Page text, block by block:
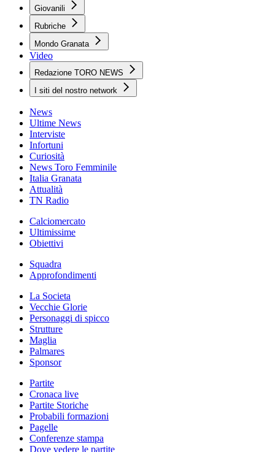
Giovanili
Rubriche
Mondo Granata
Video
Redazione TORO NEWS
I siti del nostro network
News
Ultime News
Interviste
Infortuni
Curiosità
News Toro Femminile
Italia Granata
Attualità
TN Radio
Calciomercato
Ultimissime
Obiettivi
Squadra
Approfondimenti
La Societa
Vecchie Glorie
Personaggi di spicco
Strutture
Maglia
Palmares
Sponsor
Partite
Cronaca live
Partite Storiche
Probabili formazioni
Pagelle
Conferenze stampa
Dove vedere le partite